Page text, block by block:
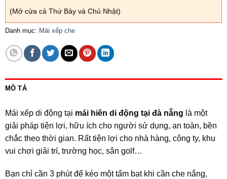
(Mở cửa cả Thứ Bảy và Chủ Nhật)
Danh mục: Mái xếp che
MÔ TẢ
Mái xếp di động tại mái hiên di động tại đà nẵng là một
giải pháp tiện lợi, hữu ích cho người sử dụng, an toàn, bền
chắc theo thời gian. Rất tiện lợi cho nhà hàng, công ty, khu
vui chơi giải trí, trường học, sân golf…
Bạn chỉ cần 3 phút để kéo một tấm bạt khi cần che nắng,